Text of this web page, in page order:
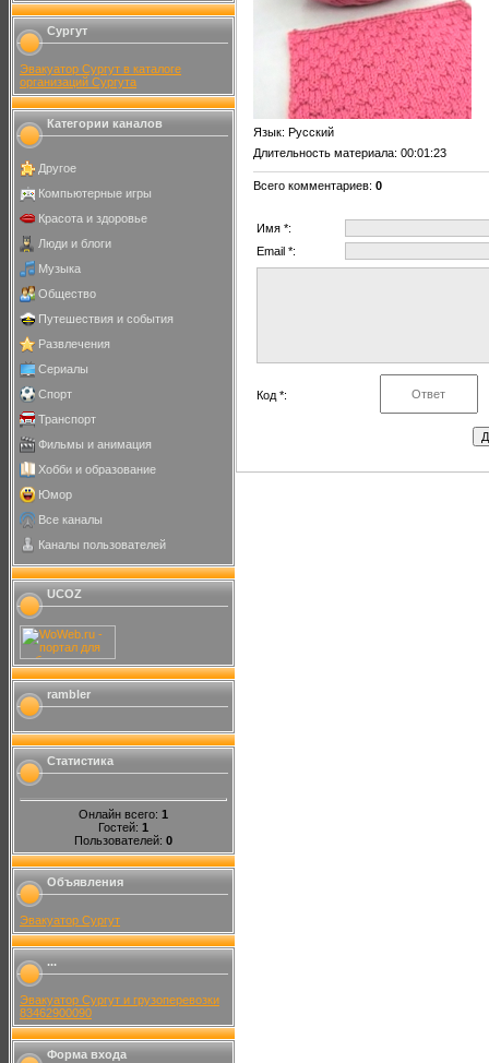
Сургут
Эвакуатор Сургут в каталоге
организаций Сургута
Категории каналов
Другое
Компьютерные игры
Красота и здоровье
Люди и блоги
Музыка
Общество
Путешествия и события
Развлечения
Сериалы
Спорт
Транспорт
Фильмы и анимация
Хобби и образование
Юмор
Все каналы
Каналы пользователей
UCOZ
rambler
Статистика
Онлайн всего: 1
Гостей: 1
Пользователей: 0
Объявления
Эвакуатор Сургут
...
Эвакуатор Сургут и грузоперевозки
83462900090
Форма входа
Язык: Русский
Длительность материала: 00:01:23
Всего комментариев: 0
Имя *:
Email *:
Код *: